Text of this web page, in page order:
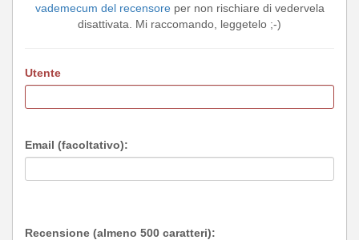
vademecum del recensoreper non rischiare di vedervela
disattivata. Mi raccomando, leggetelo ;-)
Utente
Email (facoltativo):
Recensione (almeno 500 caratteri):